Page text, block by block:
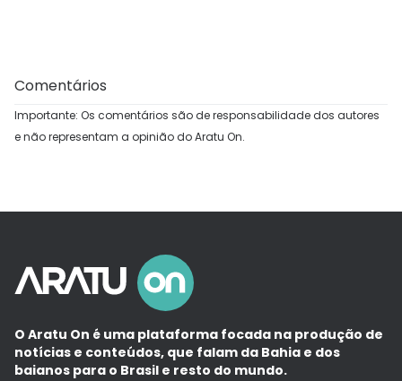
Comentários
Importante: Os comentários são de responsabilidade dos autores
e não representam a opinião do Aratu On.
O Aratu On é uma plataforma focada na produção de
notícias e conteúdos, que falam da Bahia e dos
baianos para o Brasil e resto do mundo.